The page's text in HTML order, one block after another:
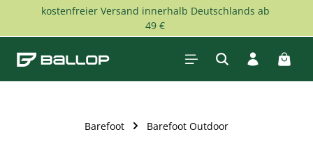
Zum Hauptinhalt springen
kostenfreier Versand innerhalb Deutschlands ab
49 €
Barefoot Barefoot Outdoor